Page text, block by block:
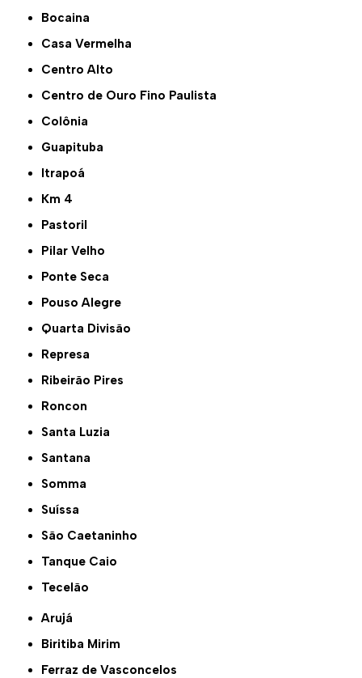
Bocaina
Casa Vermelha
Centro Alto
Centro de Ouro Fino Paulista
Colônia
Guapituba
Itrapoá
Km 4
Pastoril
Pilar Velho
Ponte Seca
Pouso Alegre
Quarta Divisão
Represa
Ribeirão Pires
Roncon
Santa Luzia
Santana
Somma
Suíssa
São Caetaninho
Tanque Caio
Tecelão
Arujá
Biritiba Mirim
Ferraz de Vasconcelos